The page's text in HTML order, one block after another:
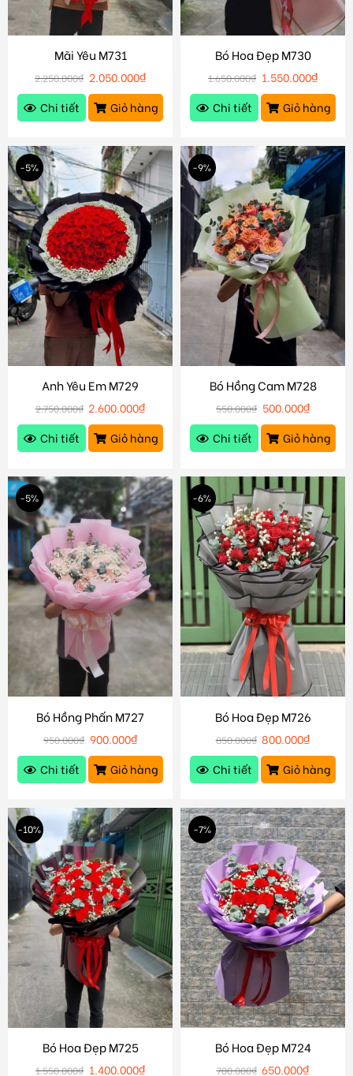
Mãi Yêu M731
2.250.000₫ 2.050.000₫
Chi tiết
Giỏ hàng
Bó Hoa Đẹp M730
1.650.000₫ 1.550.000₫
Chi tiết
Giỏ hàng
-5%
Anh Yêu Em M729
2.750.000₫ 2.600.000₫
Chi tiết
Giỏ hàng
-9%
Bó Hồng Cam M728
550.000₫ 500.000₫
Chi tiết
Giỏ hàng
-5%
Bó Hồng Phấn M727
950.000₫ 900.000₫
Chi tiết
Giỏ hàng
-6%
Bó Hoa Đẹp M726
850.000₫ 800.000₫
Chi tiết
Giỏ hàng
-10%
Bó Hoa Đẹp M725
1.550.000₫ 1.400.000₫
-7%
Bó Hoa Đẹp M724
700.000₫ 650.000₫